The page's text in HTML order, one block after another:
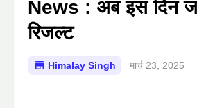
News : अब इस दिन
रिजल्ट
Himalay Singh मार्च 23, 2025